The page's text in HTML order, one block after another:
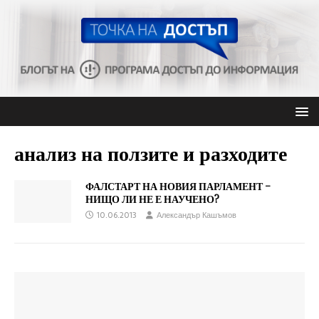
анализ на ползите и разходите
ФАЛСТАРТ НА НОВИЯ ПАРЛАМЕНТ –
НИЩО ЛИ НЕ Е НАУЧЕНО?
10.06.2013 Александър Кашъмов